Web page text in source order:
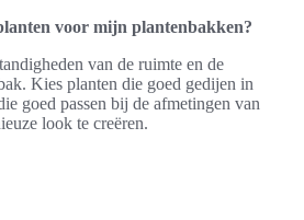
voor mijn plantenbakken?
van de ruimte en de
Kies planten die goed gedijen in
goed passen bij de afmetingen van
look te creëren.